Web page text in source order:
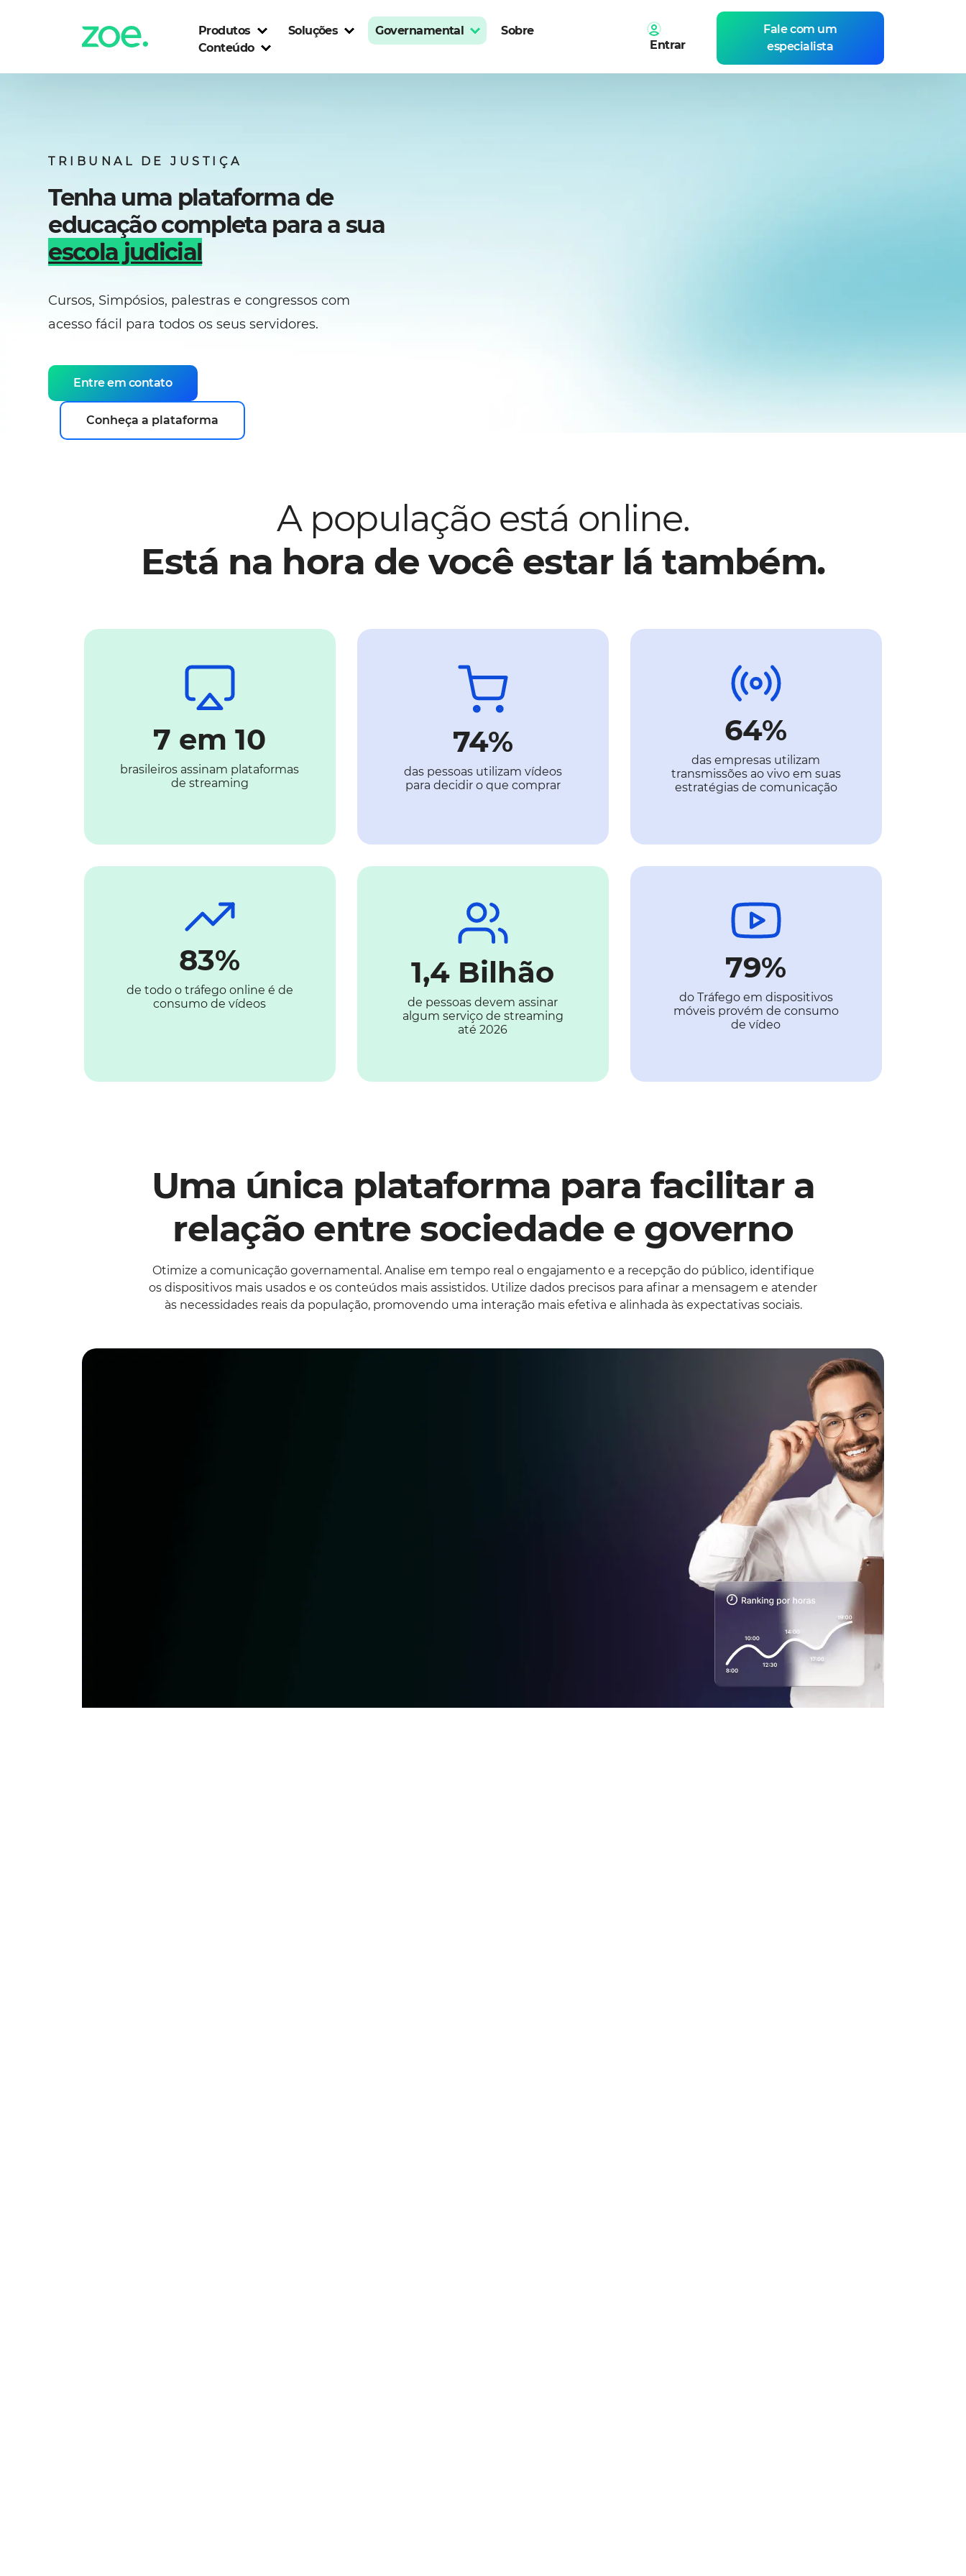
Produtos Soluções Governamental
Sobre
Conteúdo
Entrar
Fale com um
especialista
TRIBUNAL DE JUSTIÇA
Tenha uma plataforma de
educação completa para a sua
escola judicial
Cursos, Simpósios, palestras e congressos com
acesso fácil para todos os seus servidores.
Entre em contato
Conheça a plataforma
A população está online.
Está na hora de você estar lá também.
7 em 10
brasileiros assinam plataformas
de streaming
74%
das pessoas utilizam vídeos
para decidir o que comprar
64%
das empresas utilizam
transmissões ao vivo em suas
estratégias de comunicação
83%
de todo o tráfego online é de
consumo de vídeos
1,4 Bilhão
de pessoas devem assinar
algum serviço de streaming
até 2026
79%
do Tráfego em dispositivos
móveis provém de consumo
de vídeo
Uma única plataforma para facilitar a
relação entre sociedade e governo
Otimize a comunicação governamental. Analise em tempo real o engajamento e a recepção do público, identifique
os dispositivos mais usados e os conteúdos mais assistidos. Utilize dados precisos para afinar a mensagem e atender
às necessidades reais da população, promovendo uma interação mais efetiva e alinhada às expectativas sociais.